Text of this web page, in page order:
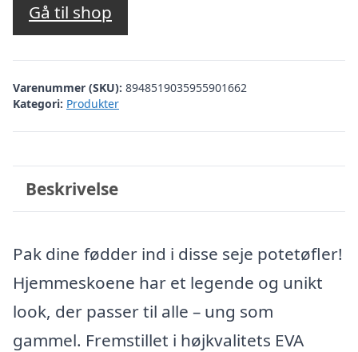
Gå til shop
Varenummer (SKU): 8948519035955901662
Kategori: Produkter
Beskrivelse
Pak dine fødder ind i disse seje potetøfler!
Hjemmeskoene har et legende og unikt
look, der passer til alle – ung som
gammel. Fremstillet i højkvalitets EVA